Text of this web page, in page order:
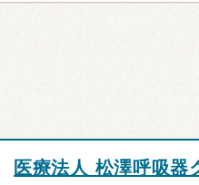
医療法人 松澤呼吸器